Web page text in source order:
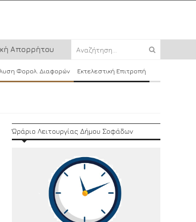
Απορρήτου
Φορολ. Διαφορών Εκτελεστική Επιτροπή
Ώράριο Λειτουργίας Δήμου Σοφάδων